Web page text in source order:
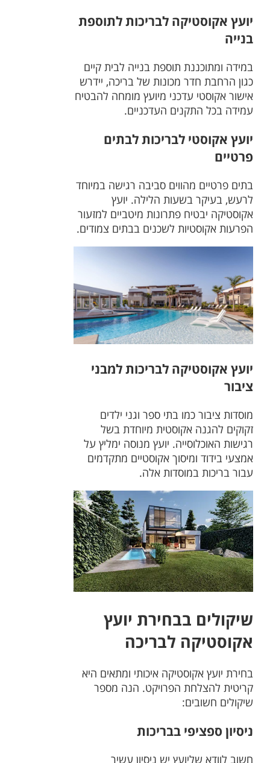
יועץ אקוסטיקה לבריכות לתוספת
בנייה
במידה ומתוכננת תוספת בנייה לבית קיים
כגון הרחבת חדר מכונות של בריכה, יידרש
אישור אקוסטי עדכני מיועץ מומחה להבטיח
עמידה בכל התקנים העדכניים.
יועץ אקוסטי לבריכות לבתים
פרטיים
בתים פרטיים מהווים סביבה רגישה במיוחד
לרעש, בעיקר בשעות הלילה. יועץ
אקוסטיקה יבטיח פתרונות מיטביים למזעור
הפרעות אקוסטיות לשכנים בבתים צמודים.
יועץ אקוסטיקה לבריכות למבני
ציבור
מוסדות ציבור כמו בתי ספר וגני ילדים
זקוקים להגנה אקוסטית מיוחדת בשל
רגישות האוכלוסייה. יועץ מנוסה ימליץ על
אמצעי בידוד ומיסוך אקוסטיים מתקדמים
עבור בריכות במוסדות אלה.
שיקולים בבחירת יועץ
אקוסטיקה לבריכה
בחירת יועץ אקוסטיקה איכותי ומתאים היא
קריטית להצלחת הפרויקט. הנה מספר
שיקולים חשובים:
ניסיון ספציפי בבריכות
חשוב לוודא שליועץ יש ניסיון עשיר